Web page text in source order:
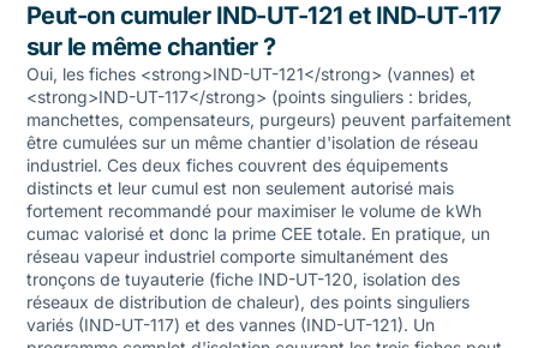
Peut-on cumuler IND-UT-121 et IND-UT-117
sur le même chantier ?
Oui, les fiches <strong>IND-UT-121</strong> (vannes) et
<strong>IND-UT-117</strong> (points singuliers : brides,
manchettes, compensateurs, purgeurs) peuvent parfaitement
être cumulées sur un même chantier d'isolation de réseau
industriel. Ces deux fiches couvrent des équipements
distincts et leur cumul est non seulement autorisé mais
fortement recommandé pour maximiser le volume de kWh
cumac valorisé et donc la prime CEE totale. En pratique, un
réseau vapeur industriel comporte simultanément des
tronçons de tuyauterie (fiche IND-UT-120, isolation des
réseaux de distribution de chaleur), des points singuliers
variés (IND-UT-117) et des vannes (IND-UT-121). Un